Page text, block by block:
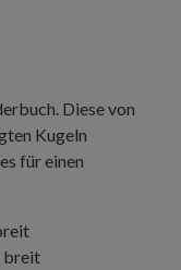
Diese von
Kugeln
für einen
breit